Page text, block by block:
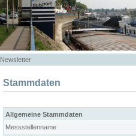
Newsletter
Stammdaten
Allgemeine Stammdaten
Messstellenname